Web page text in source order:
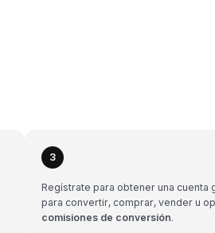
3
Regístrate para obtener una cuenta
para convertir, comprar, vender u
comisiones de conversión.